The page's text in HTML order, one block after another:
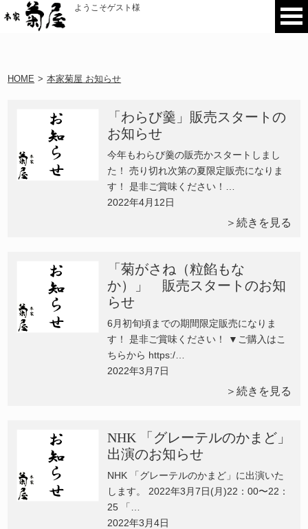
ようこそゲスト様
HOME > 本家菊屋 お知らせ
「わらび羹」販売スタートの
お知らせ
今年もわらび羹の販売かスタートしまし
た！ 売り切れ次第の夏限定販売になりま
す！ 是非ご賞味ください！…
2022年4月12日
＞続きを見る
「菊がさね（粒餡もな
か）」 販売スタートのお知
らせ
6月初旬頃までの期間限定販売になりま
す！ 是非ご賞味ください！ ▼ご購入はこ
ちらから https:/…
2022年3月7日
＞続きを見る
NHK 「グレーテルのかまど」
出演のお知らせ
NHK 「グレーテルのかまど」に出演いた
します。 2022年3月7日(月)22：00〜22：
25 「…
2022年3月4日